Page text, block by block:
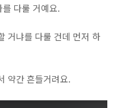
다룰 거예요.
거냐를 다룰 건데 먼저 하
약간 흔들거려요.